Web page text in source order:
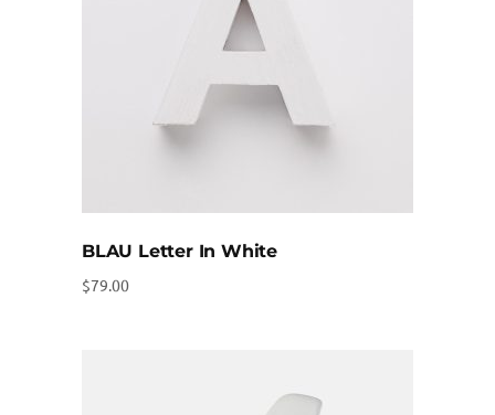
BLAU Letter In White
$79.00